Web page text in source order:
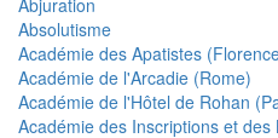
Absolutisme
Académie des Apatistes
Académie de l'Arcadie (Rome)
Académie de l'Hôtel de Rohan
Académie des Inscriptions et des